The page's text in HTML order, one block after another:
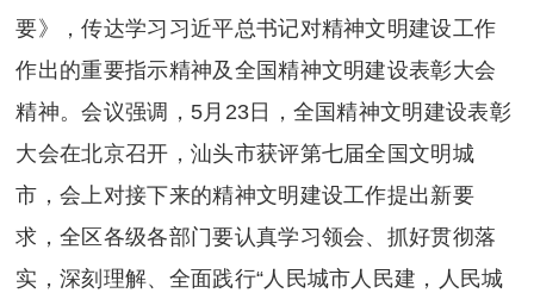
要》，传达学习习近平总书记对精神文明建设工作
作出的重要指示精神及全国精神文明建设表彰大会
精神。会议强调，5月23日，全国精神文明建设表彰
大会在北京召开，汕头市获评第七届全国文明城
市，会上对接下来的精神文明建设工作提出新要
求，全区各级各部门要认真学习领会、抓好贯彻落
实，深刻理解、全面践行“人民城市人民建，人民城